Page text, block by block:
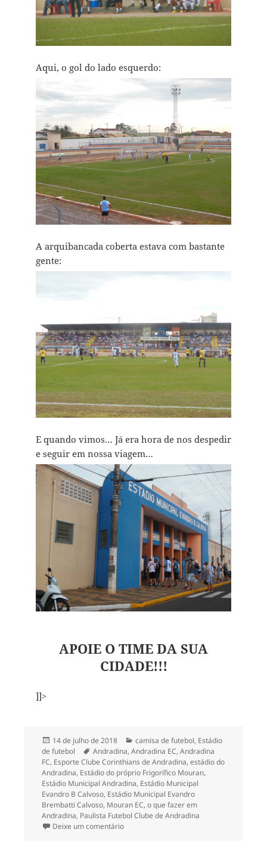
Aqui, o gol do lado esquerdo:
A arquibancada coberta estava com bastante
gente:
E quando vimos… Já era hora de nos despedir
e seguir em nossa viagem…
APOIE O TIME DA SUA
CIDADE!!!
]]>
Publicado
em
14 de julho de 2018 Categorias
camisa de futebol, Estádio
de futebol
Tags
Andradina, Andradina EC, Andradina
FC, Esporte Clube Corinthians de Andradina, estádio do
Andradina, Estádio do próprio Frigorífico Mouran,
Estádio Municipal Andradina, Estádio Municipal
Evandro B Calvoso, Estádio Municipal Evandro
Brembatti Calvoso, Mouran EC, o que fazer em
Andradina, Paulista Futebol Clube de Andradina
Deixe um comentárioem Rolê 2018 pelo interior paulista: